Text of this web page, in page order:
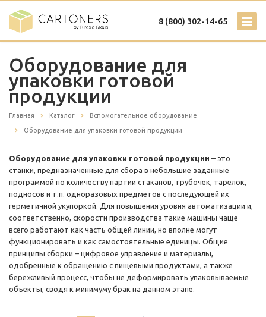
8 (800) 302-14-65
Оборудование для
упаковки готовой
продукции
Главная Каталог Вспомогательное оборудование
Оборудование для упаковки готовой продукции
Оборудование для упаковки готовой продукции – это
станки, предназначенные для сбора в небольшие заданные
программой по количеству партии стаканов, трубочек, тарелок,
подносов и т.п. одноразовых предметов с последующей их
герметичной укупоркой. Для повышения уровня автоматизации и,
соответственно, скорости производства такие машины чаще
всего работают как часть общей линии, но вполне могут
функционировать и как самостоятельные единицы. Общие
принципы сборки – цифровое управление и материалы,
одобренные к обращению с пищевыми продуктами, а также
бережливый процесс, чтобы не деформировать упаковываемые
объекты, сводя к минимуму брак на данном этапе.